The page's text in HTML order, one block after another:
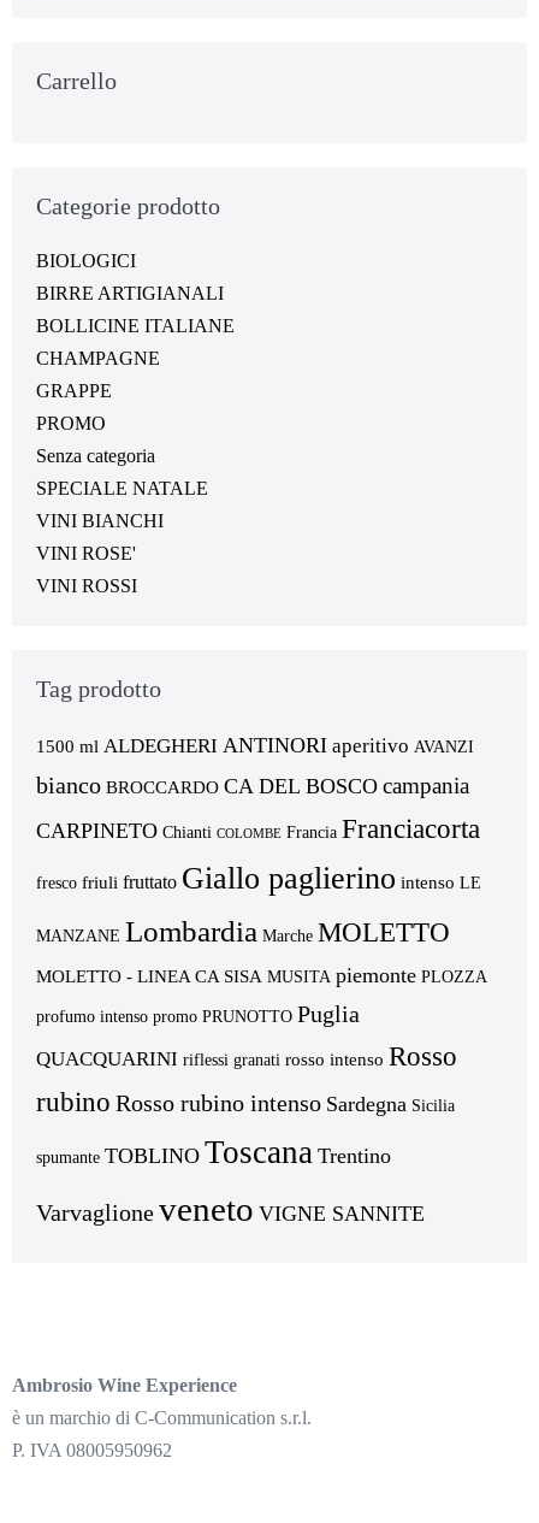
Carrello
Categorie prodotto
BIOLOGICI
BIRRE ARTIGIANALI
BOLLICINE ITALIANE
CHAMPAGNE
GRAPPE
PROMO
Senza categoria
SPECIALE NATALE
VINI BIANCHI
VINI ROSE'
VINI ROSSI
Tag prodotto
1500 ml ALDEGHERI ANTINORI aperitivo AVANZI
bianco BROCCARDO CA DEL BOSCO campania
CARPINETO Chianti COLOMBE Francia Franciacorta
fresco friuli fruttato Giallo paglierino intenso LE
MANZANE Lombardia Marche MOLETTO
MOLETTO - LINEA CA SISA MUSITA piemonte PLOZZA
profumo intenso promo PRUNOTTO Puglia
QUACQUARINI riflessi granati rosso intenso Rosso
rubino Rosso rubino intenso Sardegna Sicilia
spumante TOBLINO Toscana Trentino
Varvaglioneveneto VIGNE SANNITE
Ambrosio Wine Experience
è un marchio di C-Communication s.r.l.
P. IVA 08005950962